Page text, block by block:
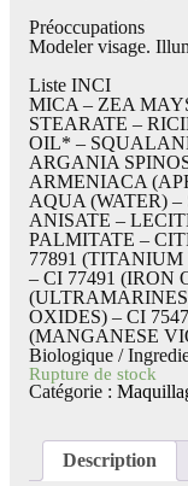
Préoccupations
Modeler visage.
Liste INCI
MICA – ZEA
STEARATE –
OIL* –
ARGANIA
ARMENIACA
AQUA (WATER)
ANISATE –
PALMITATE –
77891
– CI 77491 (IRON
OXIDES) – CI
(MANGANESE
Biologique /
Rupture de stock
Catégorie :
Description